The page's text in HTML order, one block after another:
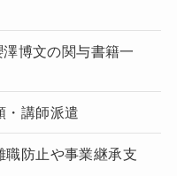
博文の関与書籍一
・講師派遣
職防止や事業継承支